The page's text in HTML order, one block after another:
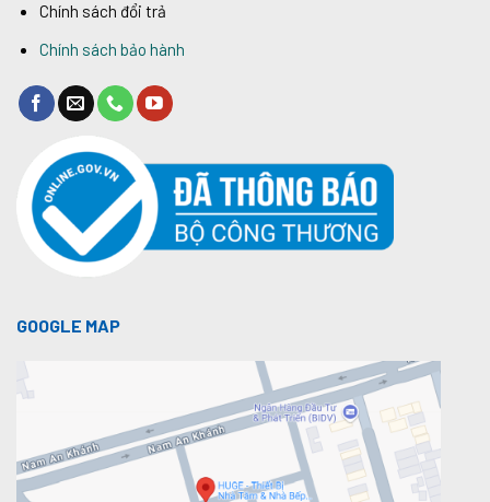
Chính sách đổi trả
Chính sách bảo hành
GOOGLE MAP